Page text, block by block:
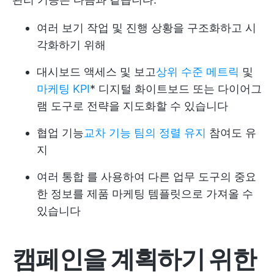
여러 보기 작업 및 진행 상황을 구조화하고 시
각화하기 위해
대시보드 액세스 및 보고상위 수준 메트릭 및
마케팅 KPI* 디지털 화이트보드 또는 다이어그
램 도구로 전략을 지도화할 수 있습니다
협업 기능교차 기능 팀의 정렬 유지 참여도 유
지
여러 통합 를 사용하여 다른 업무 도구의 중요
한 정보를 제품 마케팅 템플릿으로 가져올 수
있습니다
캠페인을 계획하기 위한